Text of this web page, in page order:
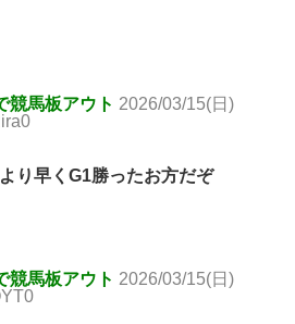
競馬板アウト 2026/03/15(日)
り早くG1勝ったお方だぞ
競馬板アウト 2026/03/15(日)